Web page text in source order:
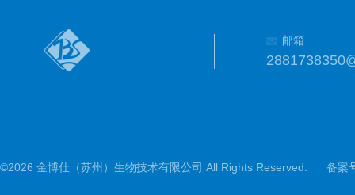
邮箱
©2026 金博仕（苏州）生物技术有限公司 All Rights Reserved. 备案